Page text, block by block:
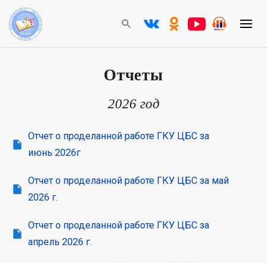
Отчеты
2026 год
Отчет о проделанной работе ГКУ ЦБС за
июнь 2026г
Отчет о проделанной работе ГКУ ЦБС за май
2026 г.
Отчет о проделанной работе ГКУ ЦБС за
апрель 2026 г.